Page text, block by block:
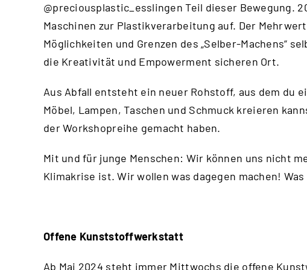
@preciousplastic_esslingen Teil dieser Bewegung.
Maschinen zur Plastikverarbeitung auf. Der
Möglichkeiten und Grenzen des „Selber-Machens“
die Kreativität und Empowerment sicheren Ort.
Aus Abfall entsteht ein neuer Rohstoff, aus dem du
Möbel, Lampen, Taschen und Schmuck kreieren
der Workshopreihe gemacht haben.
Mit und für junge Menschen: Wir können uns nicht
Klimakrise ist. Wir wollen was dagegen machen!
Offene Kunststoffwerkstatt
Ab Mai 2024 steht immer Mittwochs die offene